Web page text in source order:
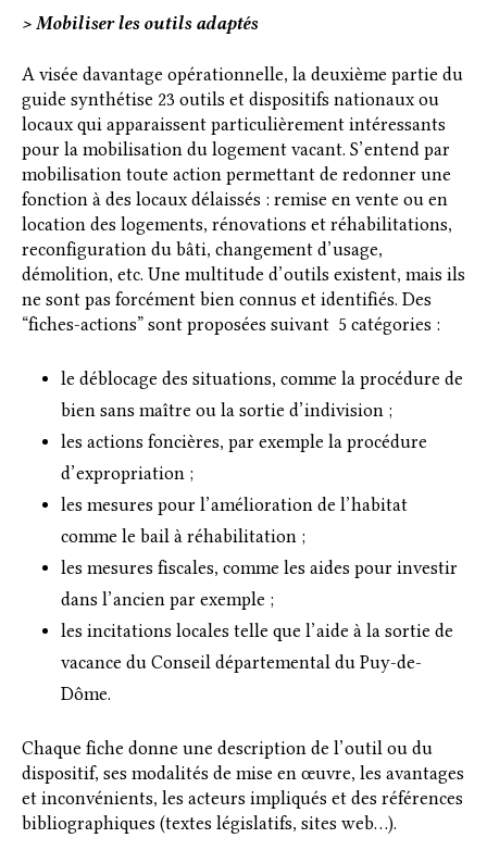
> Mobiliser les outils adaptés
A visée davantage opérationnelle, la deuxième partie du
guide synthétise 23 outils et dispositifs nationaux ou
locaux qui apparaissent particulièrement intéressants
pour la mobilisation du logement vacant. S’entend par
mobilisation toute action permettant de redonner une
fonction à des locaux délaissés : remise en vente ou en
location des logements, rénovations et réhabilitations,
reconfiguration du bâti, changement d’usage,
démolition, etc. Une multitude d’outils existent, mais ils
ne sont pas forcément bien connus et identifiés. Des
“fiches-actions” sont proposées suivant 5 catégories :
le déblocage des situations, comme la procédure de
bien sans maître ou la sortie d’indivision ;
les actions foncières, par exemple la procédure
d’expropriation ;
les mesures pour l’amélioration de l’habitat
comme le bail à réhabilitation ;
les mesures fiscales, comme les aides pour investir
dans l’ancien par exemple ;
les incitations locales telle que l’aide à la sortie de
vacance du Conseil départemental du Puy-de-
Dôme.
Chaque fiche donne une description de l’outil ou du
dispositif, ses modalités de mise en œuvre, les avantages
et inconvénients, les acteurs impliqués et des références
bibliographiques (textes législatifs, sites web…).